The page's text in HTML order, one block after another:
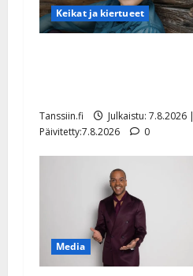
Keikat ja kiertueet
Tanssiin.fi
Julkaistu: 7.8.2026 |
Päivitetty:7.8.2026
0
Media